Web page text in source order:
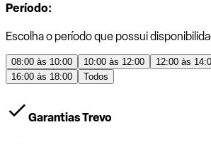
Período:
Escolha o período que possui
08:00 às 10:00 10:00 às 12:00 12:00 às
16:00 às 18:00
Todos
Garantias Trevo